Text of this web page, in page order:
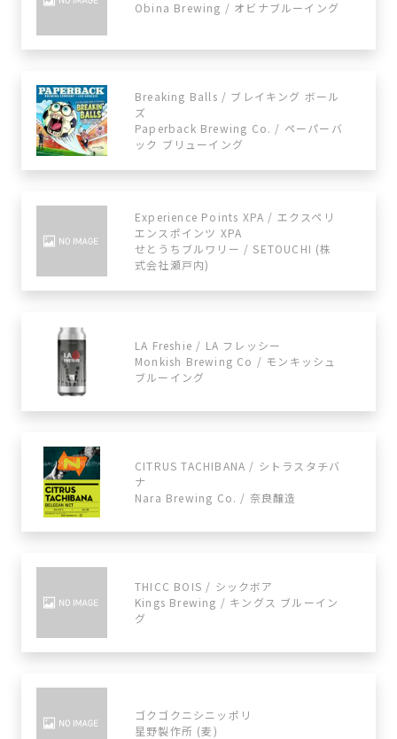
Obina Brewing / オビナブルーイング
Breaking Balls / ブレイキング ボール
ズ
Paperback Brewing Co. / ペーパーバ
ック ブリューイング
Experience Points XPA / エクスペリ
エンスポインツ XPA
せとうちブルワリー / SETOUCHI (株
式会社瀬戸内)
LA Freshie / LA フレッシー
Monkish Brewing Co / モンキッシュ
ブルーイング
CITRUS TACHIBANA / シトラスタチバ
ナ
Nara Brewing Co. / 奈良醸造
THICC BOIS / シックボア
Kings Brewing / キングス ブルーイン
グ
ゴクゴクニシニッポリ
星野製作所 (麦)